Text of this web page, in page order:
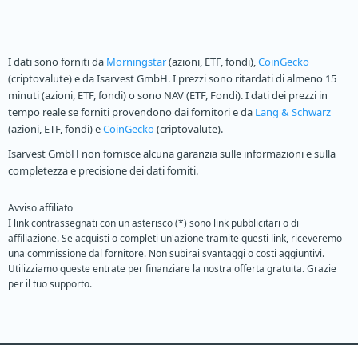
I dati sono forniti da Morningstar(azioni, ETF, fondi),CoinGecko
(criptovalute) e da Isarvest GmbH. I prezzi sono ritardati di almeno 15
minuti (azioni, ETF, fondi) o sono NAV (ETF, Fondi). I dati dei prezzi in
tempo reale se forniti provendono dai fornitori e da Lang & Schwarz
(azioni, ETF, fondi) eCoinGecko(criptovalute).
Isarvest GmbH non fornisce alcuna garanzia sulle informazioni e sulla
completezza e precisione dei dati forniti.
Avviso affiliato
I link contrassegnati con un asterisco (*) sono link pubblicitari o di
affiliazione. Se acquisti o completi un'azione tramite questi link, riceveremo
una commissione dal fornitore. Non subirai svantaggi o costi aggiuntivi.
Utilizziamo queste entrate per finanziare la nostra offerta gratuita. Grazie
per il tuo supporto.